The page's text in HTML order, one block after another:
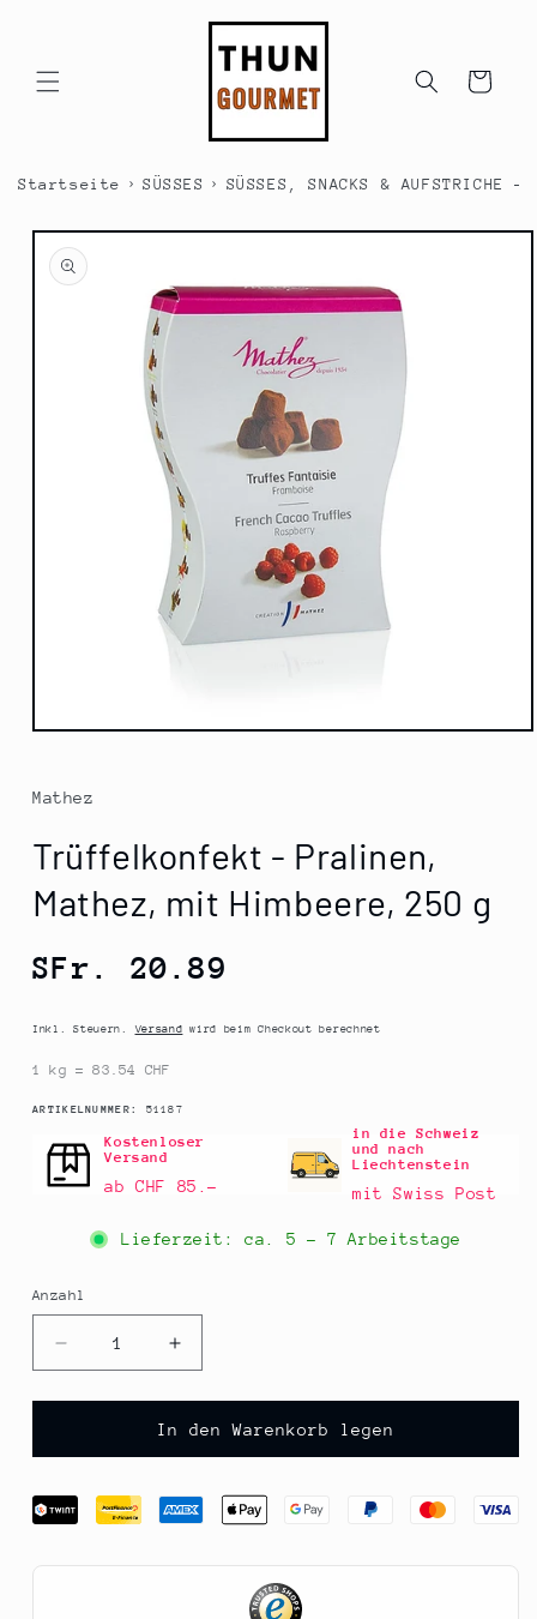
Warenkorb
Startseite › SÜSSES › SÜSSES, SNACKS & AUFSTRICHE -
Medien
Modal
öffnen
Mathez
Trüffelkonfekt - Pralinen,
Mathez, mit Himbeere, 250 g
Normaler
SFr. 20.89
Inkl. Steuern.Versand wird beim Checkout berechnet
1 kg = 83.54 CHF
ARTIKELNUMMER: SKU:
51187
Kostenloser
Versand
ab CHF 85.–
in die Schweiz
und nach
Liechtenstein
mit Swiss Post
Lieferzeit: ca. 5 - 7 Arbeitstage
Anzahl
Anzahl
Verringere
die
Menge
Trüffelkonfekt
Pralinen,
Mathez,
Erhöhe
die
Menge
für
Trüffelkonfekt
Pralinen,
Mathez,
Himbeere,
In den Warenkorb legen